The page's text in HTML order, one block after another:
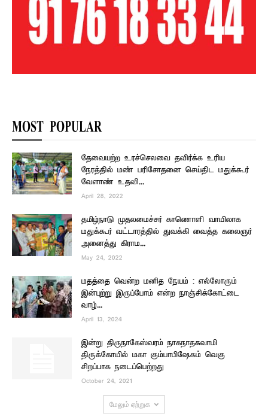
MOST POPULAR
தேவையற்ற உரச்செலவை தவிர்க்க உரிய
நேரத்தில் மண் பரிசோதனை செய்திட மதுக்கூர்
வேளாண் உதவி...
April 28, 2022
தமிழ்நாடு முதலமைச்சர் காணொளி வாயிலாக
மதுக்கூர் வட்டாரத்தில் துவக்கி வைத்த கலைஞர்
அனைத்து கிராம...
May 24, 2022
மதத்தை வென்ற மனித நேயம் : எல்லோரும்
இன்புற்று இருப்போம் என்ற நாஞ்சிக்கோட்டை
வாழ்...
April 13, 2024
இன்று திருநாகேஸ்வரம் நாகநாதசுவாமி
திருக்கோயில் மகா கும்பாபிஷேகம் வெகு
சிறப்பாக நடைப்பெற்றது
October 24, 2021
மேலும் ஏற்றுக